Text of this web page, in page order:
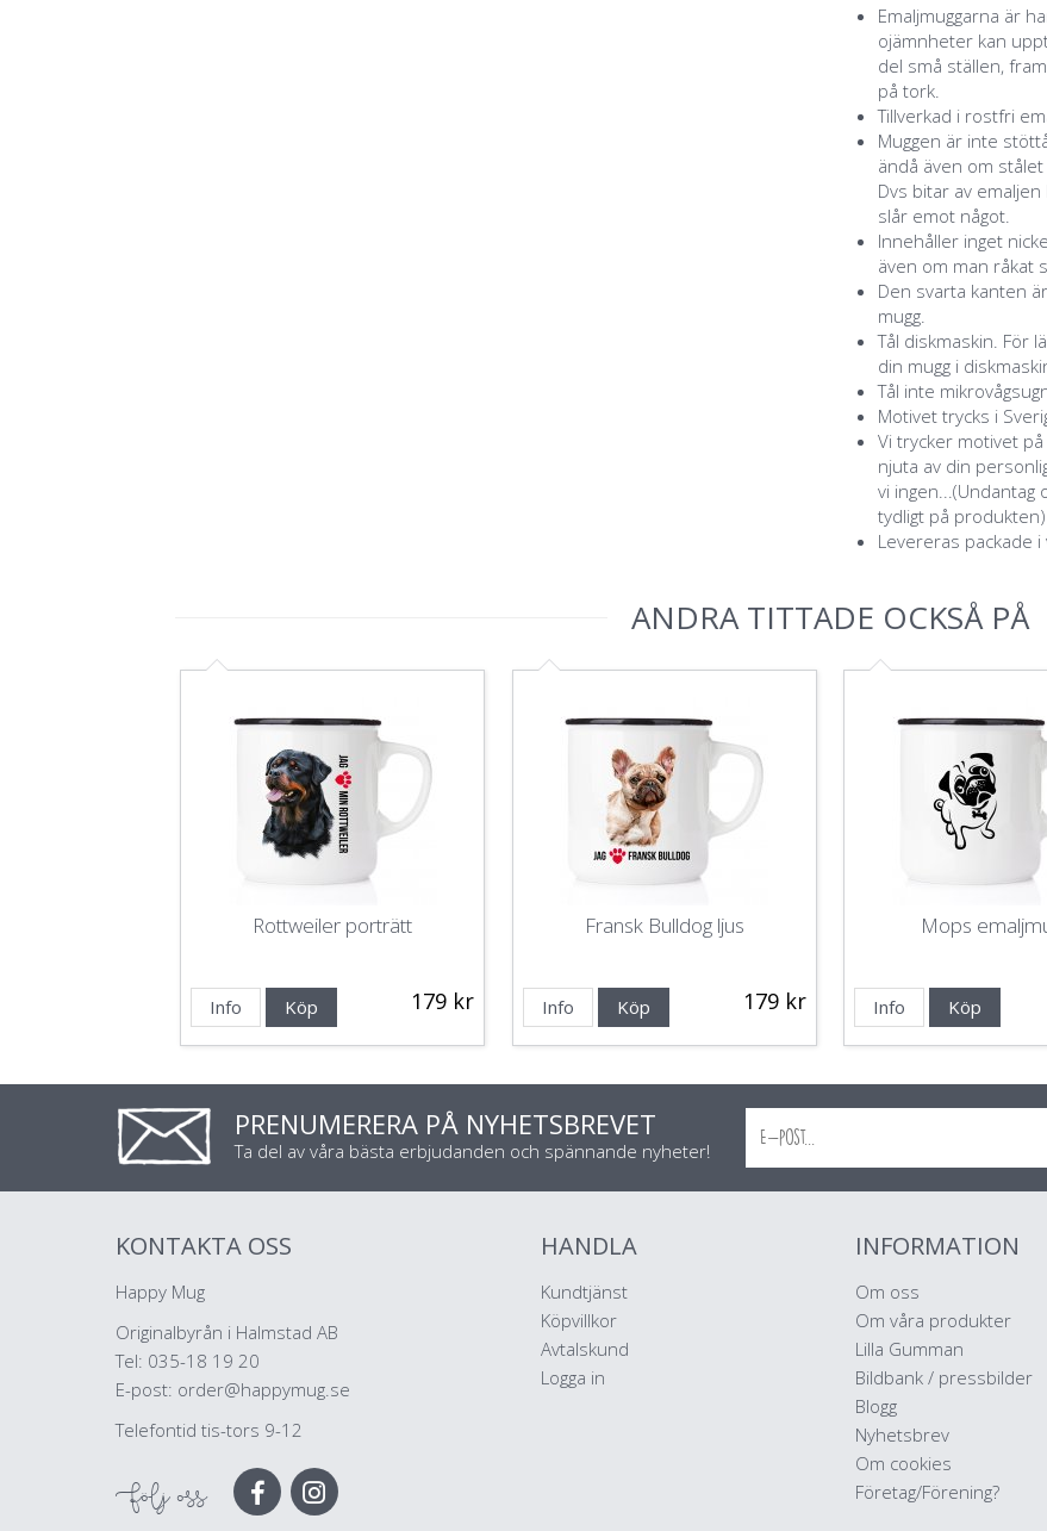
Emaljmuggarna är
ojämnheter kan
del små ställen,
på tork.
Tillverkad i rostfri
Muggen är inte
ändå även om
Dvs bitar av
slår emot något.
Innehåller inget
även om man råkat
Den svarta kanten
mugg.
Tål diskmaskin. För
din mugg i
Tål inte
Motivet trycks i
Vi trycker motivet
njuta av din
vi
tydligt på produkten)
Levereras packade i
ANDRA TITTADE OCKSÅ PÅ
Rottweiler porträtt
179 kr
Info Köp
Fransk Bulldog ljus
179 kr
Info Köp
Mops
Info Köp
PRENUMERERA PÅ NYHETSBREVET
Ta del av våra bästa erbjudanden och spännande nyheter!
KONTAKTA OSS
Happy Mug
Originalbyrån i Halmstad AB
Tel: 035-18 19 20
E-post: order@happymug.se
Telefontid tis-tors 9-12
Följ oss
HANDLA
Kundtjänst
Köpvillkor
Avtalskund
Logga in
INFORMATION
Om oss
Om våra produkter
Lilla Gumman
Bildbank / pressbilder
Blogg
Nyhetsbrev
Om cookies
Företag/Förening?